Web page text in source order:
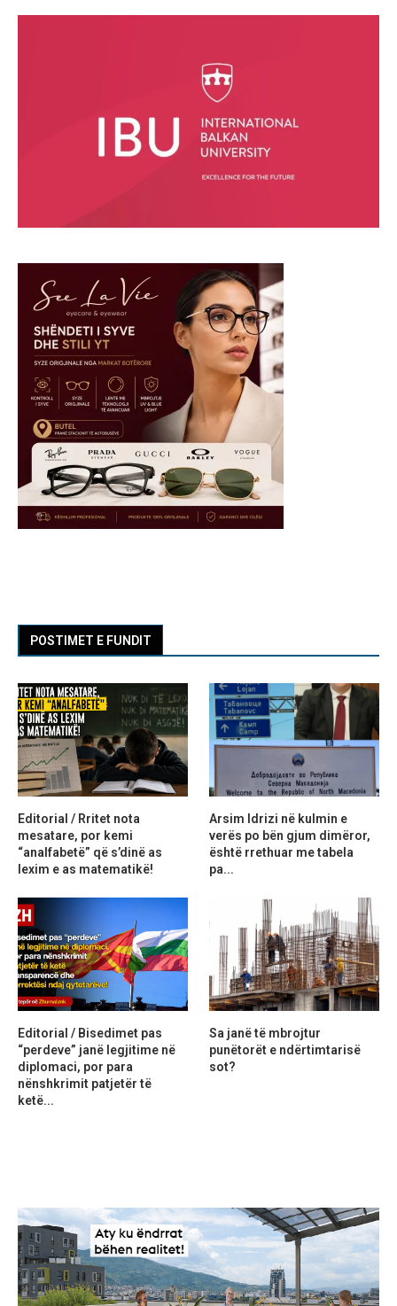
POSTIMET E FUNDIT
Editorial / Rritet nota
mesatare, por kemi
“analfabetë” që s’dinë as
lexim e as matematikë!
Arsim Idrizi në kulmin e
verës po bën gjum dimëror,
është rrethuar me tabela
pa...
Editorial / Bisedimet pas
“perdeve” janë legjitime në
diplomaci, por para
nënshkrimit patjetër të
ketë...
Sa janë të mbrojtur
punëtorët e ndërtimtarisë
sot?